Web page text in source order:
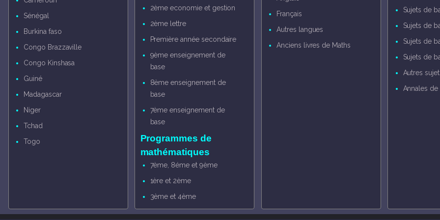
Sénégal
Burkina faso
Congo Brazzaville
Congo Kinshasa
Guiné
Madagascar
Niger
Tchad
Togo
2ème economie et gestion
2ème lettre
Première année secondaire
9ème enseignement de
base
8ème enseignement de
base
7ème enseignement de
base
Programmes de
mathématiques
7ème, 8éme et 9ème
1ère et 2ème
3ème et 4ème
Français
Autres langues
Anciens livres de Maths
Sujets de
Sujets de
Sujets de
Sujets de
Autres
Annales de